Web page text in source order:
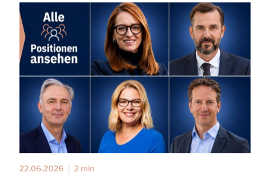
22.06.2026 2 min